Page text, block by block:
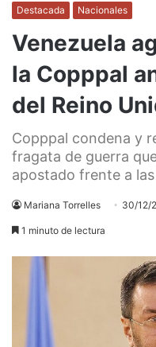
Destacada Nacionales
Venezuela
la Copppal
del Reino
Copppal condena y
fragata de guerra
apostado frente a
Mariana Torrelles 30/12/
1 minuto de lectura